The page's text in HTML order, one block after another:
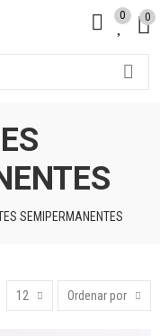
0 0
SEMIPERMANENTES
12 Ordenar por